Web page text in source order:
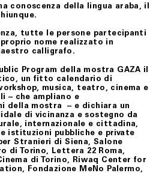
delle condizioni e modalità
previste nel presente articolo, il
ed efficace, pertanto, il Cliente
da Fondazione Merz che, se
prodotti al Cliente addebitando
nel presente sito sono
standard di qualità; nel
un prodotto danneggiato,
di fabbricazione, dovrà darne
a Fondazione Merz.
non evidentemente riconoscibili
conoscenza della lingua araba, il
tutte le persone partecipanti
nome realizzato in
calligrafo.
Program della mostra GAZA il
un fitto calendario di
musica, teatro, cinema e
– che ampliano e
della mostra – e dichiara un
di vicinanza e sostegno da
internazionale e cittadina,
istituzioni pubbliche e private
Stranieri di Siena, Salone
di Torino, Lettera 22 Roma,
di Torino, Riwaq Center for
Fondazione MeNo Palermo,